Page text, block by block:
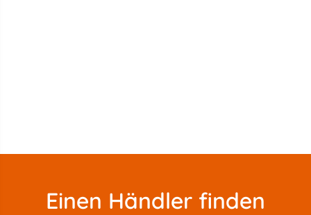
Einen Händler finden